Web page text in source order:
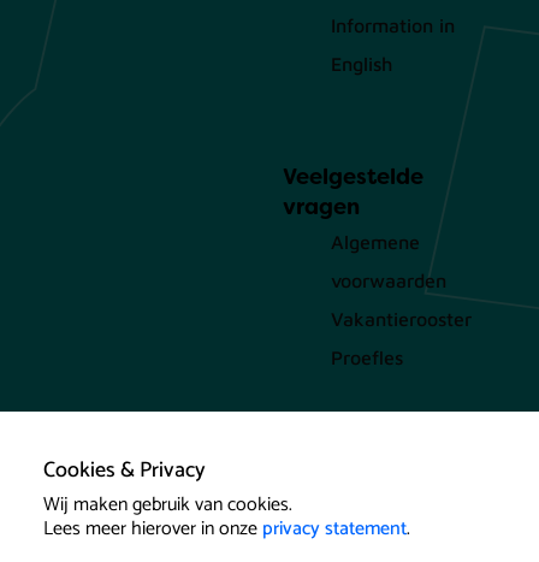
Cookies & Privacy
Wij maken gebruik van cookies.
Lees meer hierover in onzeprivacy statement.
Information in
English
Veelgestelde
vragen
Algemene
voorwaarden
Vakantierooster
Proefles